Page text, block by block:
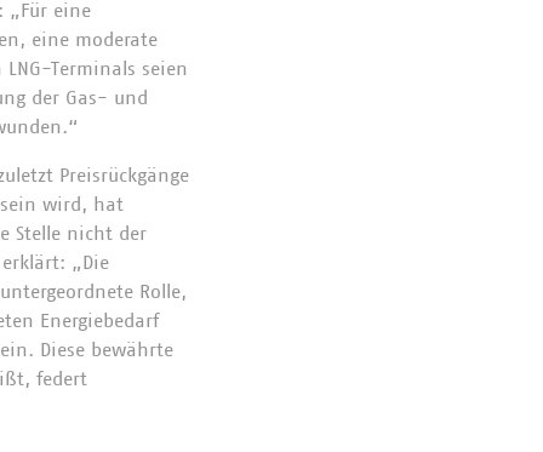
„Für eine
eine moderate
Terminals seien
der Gas- und
Preisrückgänge
wird, hat
Stelle nicht der
„Die
Rolle,
Energiebedarf
Diese bewährte
federt